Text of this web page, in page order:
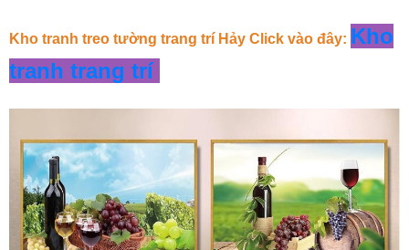
Kho tranh treo tường trang trí Hảy Click vào đây: Kho
tranh trang trí